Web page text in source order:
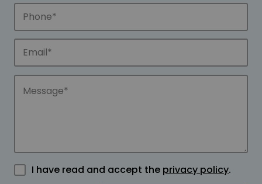
I have read and accept the privacy policy.